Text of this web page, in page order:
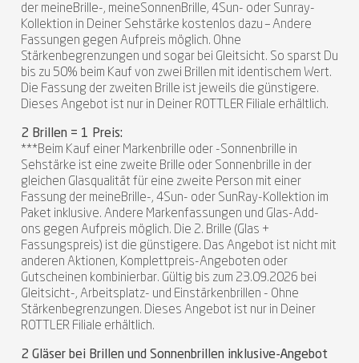
der meineBrille-, meineSonnenBrille, 4Sun- oder Sunray-
Kollektion in Deiner Sehstärke kostenlos dazu – Andere
Fassungen gegen Aufpreis möglich. Ohne
Stärkenbegrenzungen und sogar bei Gleitsicht. So sparst Du
bis zu 50% beim Kauf von zwei Brillen mit identischem Wert.
Die Fassung der zweiten Brille ist jeweils die günstigere.
Dieses Angebot ist nur in Deiner ROTTLER Filiale erhältlich.
2 Brillen = 1 Preis:
***Beim Kauf einer Markenbrille oder -Sonnenbrille in
Sehstärke ist eine zweite Brille oder Sonnenbrille in der
gleichen Glasqualität für eine zweite Person mit einer
Fassung der meineBrille-, 4Sun- oder SunRay-Kollektion im
Paket inklusive. Andere Markenfassungen und Glas-Add-
ons gegen Aufpreis möglich. Die 2. Brille (Glas +
Fassungspreis) ist die günstigere. Das Angebot ist nicht mit
anderen Aktionen, Komplettpreis-Angeboten oder
Gutscheinen kombinierbar. Gültig bis zum 23.09.2026 bei
Gleitsicht-, Arbeitsplatz- und Einstärkenbrillen - Ohne
Stärkenbegrenzungen. Dieses Angebot ist nur in Deiner
ROTTLER Filiale erhältlich.
2 Gläser bei Brillen und Sonnenbrillen inklusive-Angebot